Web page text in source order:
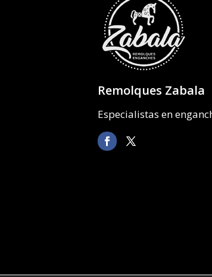
Remolques Zabala
Especialistas en